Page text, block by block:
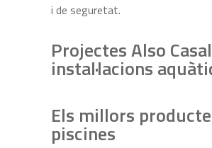
i de seguretat.
Projectes Also
instal·lacions
Els millors
piscines